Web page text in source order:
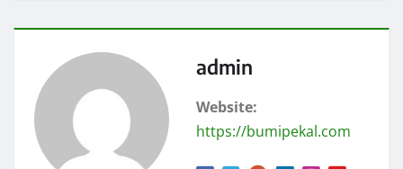
admin
Website:
https://bumipekal.com